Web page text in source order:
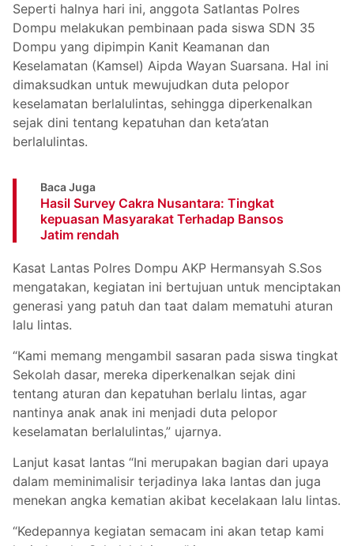
Seperti halnya hari ini, anggota Satlantas Polres
Dompu melakukan pembinaan pada siswa SDN 35
Dompu yang dipimpin Kanit Keamanan dan
Keselamatan (Kamsel) Aipda Wayan Suarsana. Hal ini
dimaksudkan untuk mewujudkan duta pelopor
keselamatan berlalulintas, sehingga diperkenalkan
sejak dini tentang kepatuhan dan keta’atan
berlalulintas.
Baca Juga
Hasil Survey Cakra Nusantara: Tingkat
kepuasan Masyarakat Terhadap Bansos
Jatim rendah
Kasat Lantas Polres Dompu AKP Hermansyah S.Sos
mengatakan, kegiatan ini bertujuan untuk menciptakan
generasi yang patuh dan taat dalam mematuhi aturan
lalu lintas.
“Kami memang mengambil sasaran pada siswa tingkat
Sekolah dasar, mereka diperkenalkan sejak dini
tentang aturan dan kepatuhan berlalu lintas, agar
nantinya anak anak ini menjadi duta pelopor
keselamatan berlalulintas,” ujarnya.
Lanjut kasat lantas “Ini merupakan bagian dari upaya
dalam meminimalisir terjadinya laka lantas dan juga
menekan angka kematian akibat kecelakaan lalu lintas.
“Kedepannya kegiatan semacam ini akan tetap kami